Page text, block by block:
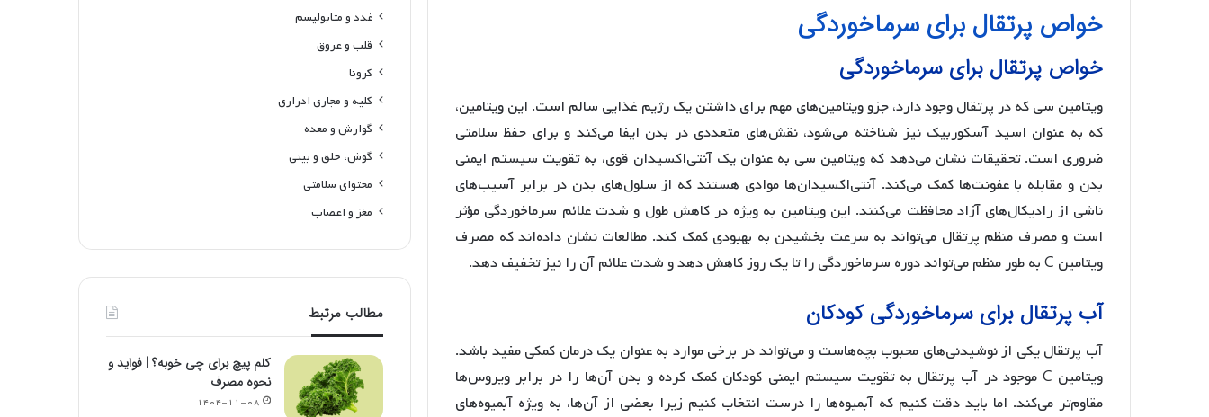
خواص پرتقال برای سرماخوردگی
خواص پرتقال برای سرماخوردگی
ویتامین سی که در پرتقال وجود دارد، جزو ویتامین‌های مهم برای داشتن یک رژیم غذایی سالم است. این ویتامین،
که به عنوان اسید آسکوربیک نیز شناخته می‌شود، نقش‌های متعددی در بدن ایفا می‌کند و برای حفظ سلامتی
ضروری است. تحقیقات نشان می‌دهد که ویتامین سی به عنوان یک آنتی‌اکسیدان قوی، به تقویت سیستم ایمنی
بدن و مقابله با عفونت‌ها کمک می‌کند. آنتی‌اکسیدان‌ها موادی هستند که از سلول‌های بدن در برابر آسیب‌های
ناشی از رادیکال‌های آزاد محافظت می‌کنند. این ویتامین به ویژه در کاهش طول و شدت علائم سرماخوردگی مؤثر
است و مصرف منظم پرتقال می‌تواند به سرعت بخشیدن به بهبودی کمک کند. مطالعات نشان داده‌اند که مصرف
ویتامین C به طور منظم می‌تواند دوره سرماخوردگی را تا یک روز کاهش دهد و شدت علائم آن را نیز تخفیف دهد.
آب پرتقال برای سرماخوردگی کودکان
آب پرتقال یکی از نوشیدنی‌های محبوب بچه‌هاست و می‌تواند در برخی موارد به عنوان یک درمان کمکی مفید باشد.
ویتامین C موجود در آب پرتقال به تقویت سیستم ایمنی کودکان کمک کرده و بدن آن‌ها را در برابر ویروس‌ها
مقاوم‌تر می‌کند. اما باید دقت کنیم که آبمیوه‌ها را درست انتخاب کنیم زیرا بعضی از آن‌ها، به ویژه آبمیوه‌های
غدد و متابولیسم
قلب و عروق
کرونا
کلیه و مجاری ادراری
گوارش و معده
گوش، حلق و بینی
محتوای سلامتی
مغز و اعصاب
مطالب مرتبط
کلم پیچ برای چی خوبه؟ | فواید و
نحوه مصرف
۱۴۰۴-۱۱-۰۸